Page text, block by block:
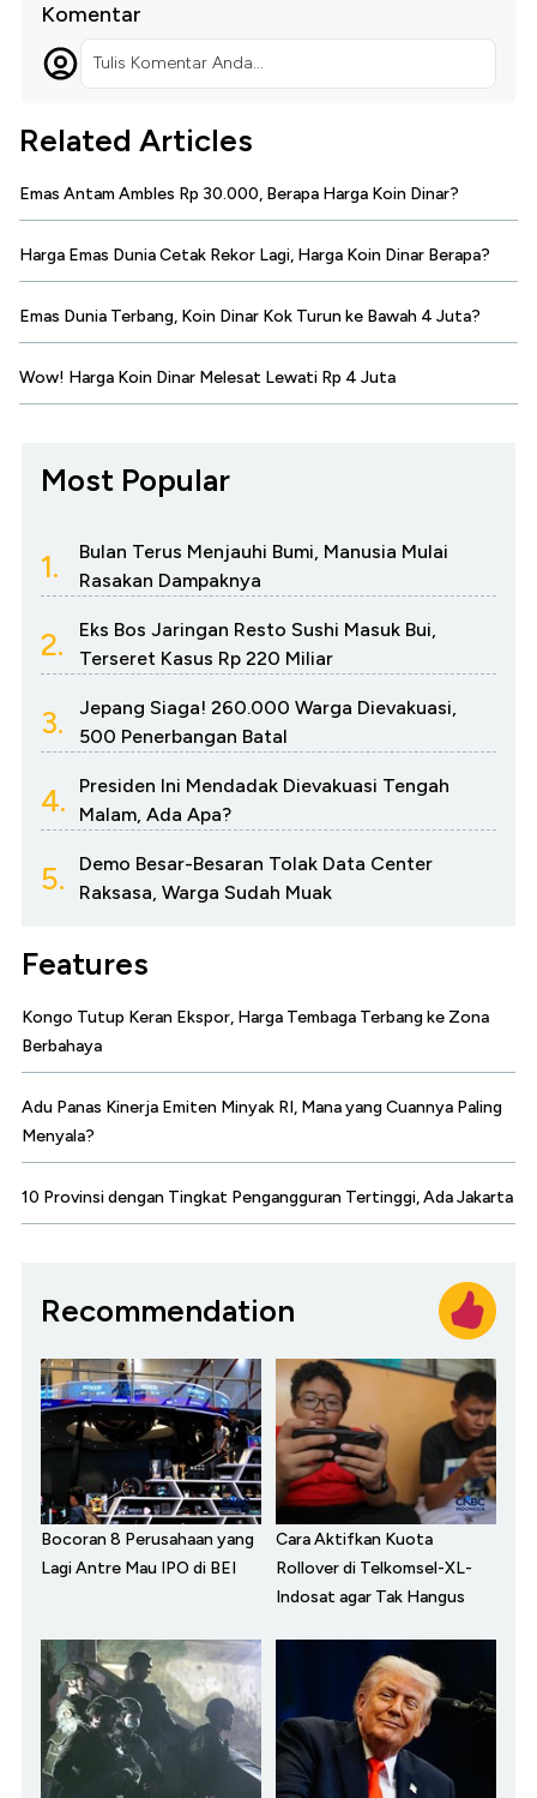
Komentar
Tulis Komentar Anda...
Related Articles
Emas Antam Ambles Rp 30.000, Berapa Harga Koin Dinar?
Harga Emas Dunia Cetak Rekor Lagi, Harga Koin Dinar Berapa?
Emas Dunia Terbang, Koin Dinar Kok Turun ke Bawah 4 Juta?
Wow! Harga Koin Dinar Melesat Lewati Rp 4 Juta
Most Popular
1.
Bulan Terus Menjauhi Bumi, Manusia Mulai
Rasakan Dampaknya
2.
Eks Bos Jaringan Resto Sushi Masuk Bui,
Terseret Kasus Rp 220 Miliar
3.
Jepang Siaga! 260.000 Warga Dievakuasi,
500 Penerbangan Batal
4.
Presiden Ini Mendadak Dievakuasi Tengah
Malam, Ada Apa?
5.
Demo Besar-Besaran Tolak Data Center
Raksasa, Warga Sudah Muak
Features
Kongo Tutup Keran Ekspor, Harga Tembaga Terbang ke Zona
Berbahaya
Adu Panas Kinerja Emiten Minyak RI, Mana yang Cuannya Paling
Menyala?
10 Provinsi dengan Tingkat Pengangguran Tertinggi, Ada Jakarta
Recommendation
Bocoran 8 Perusahaan yang
Lagi Antre Mau IPO di BEI
Cara Aktifkan Kuota
Rollover di Telkomsel-XL-
Indosat agar Tak Hangus